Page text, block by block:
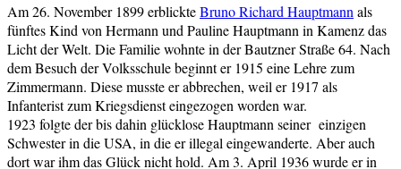
Am 26. November 1899 erblickteBruno Richard Hauptmann als
fünftes Kind von Hermann und Pauline Hauptmann in Kamenz das
Licht der Welt. Die Familie wohnte in der Bautzner Straße 64. Nach
dem Besuch der Volksschule beginnt er 1915 eine Lehre zum
Zimmermann. Diese musste er abbrechen, weil er 1917 als
Infanterist zum Kriegsdienst eingezogen worden war.
1923 folgte der bis dahin glücklose Hauptmann seiner einzigen
Schwester in die USA, in die er illegal eingewanderte. Aber auch
dort war ihm das Glück nicht hold. Am 3. April 1936 wurde er in